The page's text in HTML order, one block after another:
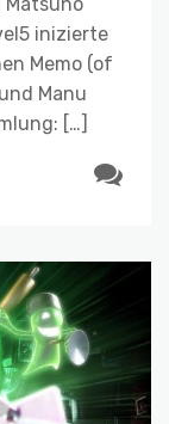
inizierte
Memo (of
Manu
[…]